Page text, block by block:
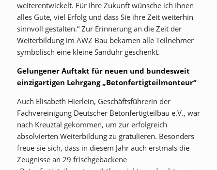
weiterentwickelt. Für Ihre Zukunft wünsche ich Ihnen
alles Gute, viel Erfolg und dass Sie ihre Zeit weiterhin
sinnvoll gestalten.“ Zur Erinnerung an die Zeit der
Weiterbildung im AWZ Bau bekamen alle Teilnehmer
symbolisch eine kleine Sanduhr geschenkt.
Gelungener Auftakt für neuen und bundesweit
einzigartigen Lehrgang „Betonfertigteilmonteur“
Auch Elisabeth Hierlein, Geschäftsführerin der
Fachvereinigung Deutscher Betonfertigteilbau e.V., war
nach Kreuztal gekommen, um zur erfolgreich
absolvierten Weiterbildung zu gratulieren. Besonders
freue sie sich, dass in diesem Jahr auch erstmals die
Zeugnisse an 29 frischgebackene